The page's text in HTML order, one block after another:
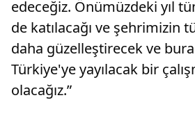
edeceğiz. Önümüzdeki yıl
de katılacağı ve şehrimizin
daha güzelleştirecek ve
Türkiye'ye yayılacak bir
olacağız.”